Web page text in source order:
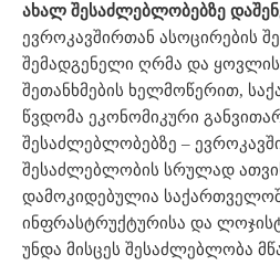
ახალ შესაძლებლობებზე
ევროკავშირთან ასოცირების
შემადგენელი ღრმა და
შეთანხმების ხელმოწერით,
წვდომა ეკონომიკური
შესაძლებლობებზე –
შესაძლებლობის სრულად
დამოკიდებულია
ინფრასტრუქტურისა და
უნდა მისცეს შესაძლებლობა